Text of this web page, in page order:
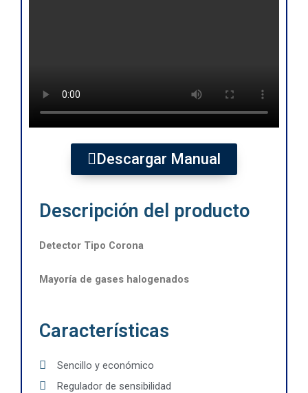
Descargar Manual
Descripción del producto
Detector Tipo Corona
Mayoría de gases halogenados
Características
Sencillo y económico
Regulador de sensibilidad